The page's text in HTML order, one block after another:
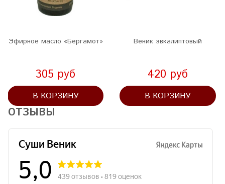
Эфирное масло «Бергамот»
305 руб
В КОРЗИНУ
Веник эвкалиптовый
420 руб
В КОРЗИНУ
ОТЗЫВЫ